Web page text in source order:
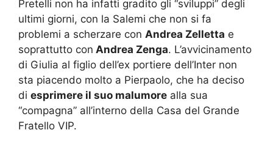
Pretelli non ha infatti gradito gli “sviluppi” degli
ultimi giorni, con la Salemi che non si fa
problemi a scherzare con Andrea Zelletta e
soprattutto con Andrea Zenga. L’avvicinamento
di Giulia al figlio dell’ex portiere dell’Inter non
sta piacendo molto a Pierpaolo, che ha deciso
di esprimere il suo malumore alla sua
“compagna” all’interno della Casa del Grande
Fratello VIP.